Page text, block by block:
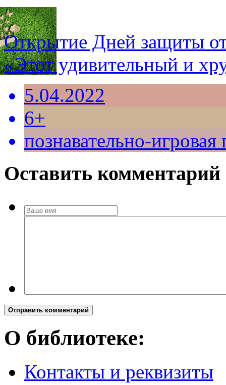
Открытие Дней защиты
«Этот удивительный и
5.04.2022
6+
познавательно-
Оставить комментарий
Отправить комментарий
О библиотеке:
Контакты и реквизиты